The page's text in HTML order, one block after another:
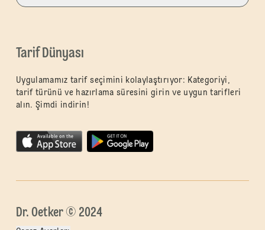
Tarif Dünyası
Uygulamamız tarif seçimini kolaylaştırıyor: Kategoriyi,
tarif türünü ve hazırlama süresini girin ve uygun tarifleri
alın. Şimdi indirin!
Dr. Oetker © 2024